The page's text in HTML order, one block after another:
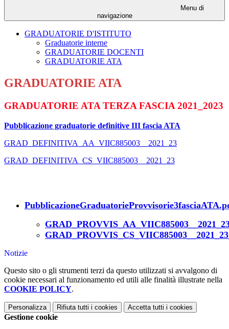
Menu di
navigazione
GRADUATORIE D'ISTITUTO
Graduatorie interne
GRADUATORIE DOCENTI
GRADUATORIE ATA
GRADUATORIE ATA
GRADUATORIE ATA TERZA FASCIA 2021_2023
Pubblicazione graduatorie definitive III fascia ATA
GRAD_DEFINITIVA_AA_VIIC885003__2021_23
GRAD_DEFINITIVA_CS_VIIC885003__2021_23
Notizie
Questo sito o gli strumenti terzi da questo utilizzati si avvalgono di
cookie necessari al funzionamento ed utili alle finalità illustrate nella
COOKIE POLICY.
Personalizza Rifiuta tutti i cookies Accetta tutti i cookies
Gestione cookie